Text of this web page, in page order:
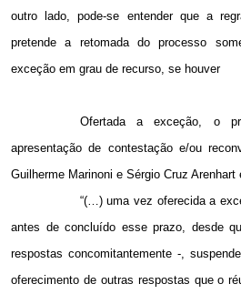
outro lado, pode-se entender que a
pretende a retomada do processo
exceção em grau de recurso, se houver
Ofertada a exceção, o
apresentação de contestação e/ou
Guilherme Marinoni e Sérgio Cruz Arenhart
“(…) uma vez oferecida a
antes de concluído esse prazo, desde
respostas concomitantemente -,
oferecimento de outras respostas que o